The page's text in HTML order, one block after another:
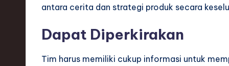
antara cerita dan strategi produk secara
Dapat Diperkirakan
Tim harus memiliki cukup informasi untuk